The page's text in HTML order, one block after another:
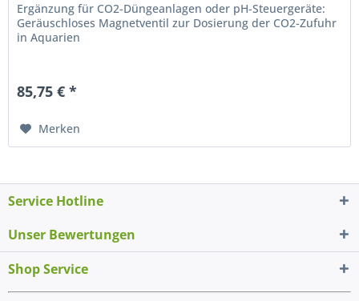
Ergänzung für CO2-Düngeanlagen oder pH-Steuergeräte:
Geräuschloses Magnetventil zur Dosierung der CO2-Zufuhr
in Aquarien
85,75 € *
Merken
Service Hotline
Unser Bewertungen
Shop Service